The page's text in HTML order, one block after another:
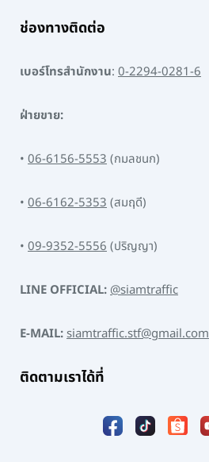
ช่องทางติดต่อ
เบอร์โทรสำนักงาน: 0-2294-0281-6
ฝ่ายขาย:
• 06-6156-5553 (กมลชนก)
• 06-6162-5353 (สมฤดี)
• 09-9352-5556 (ปริญญา)
LINE OFFICIAL: @siamtraffic
E-MAIL: siamtraffic.stf@gmail.com
ติดตามเราได้ที่